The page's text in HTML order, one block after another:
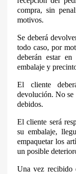
compra, sin
motivos.
Se deberá
todo caso, por
deberán estar
embalaje y
El cliente
devolución. No se
debidos.
El cliente será
su embalaje,
empaquetar los
un posible
Una vez recibido